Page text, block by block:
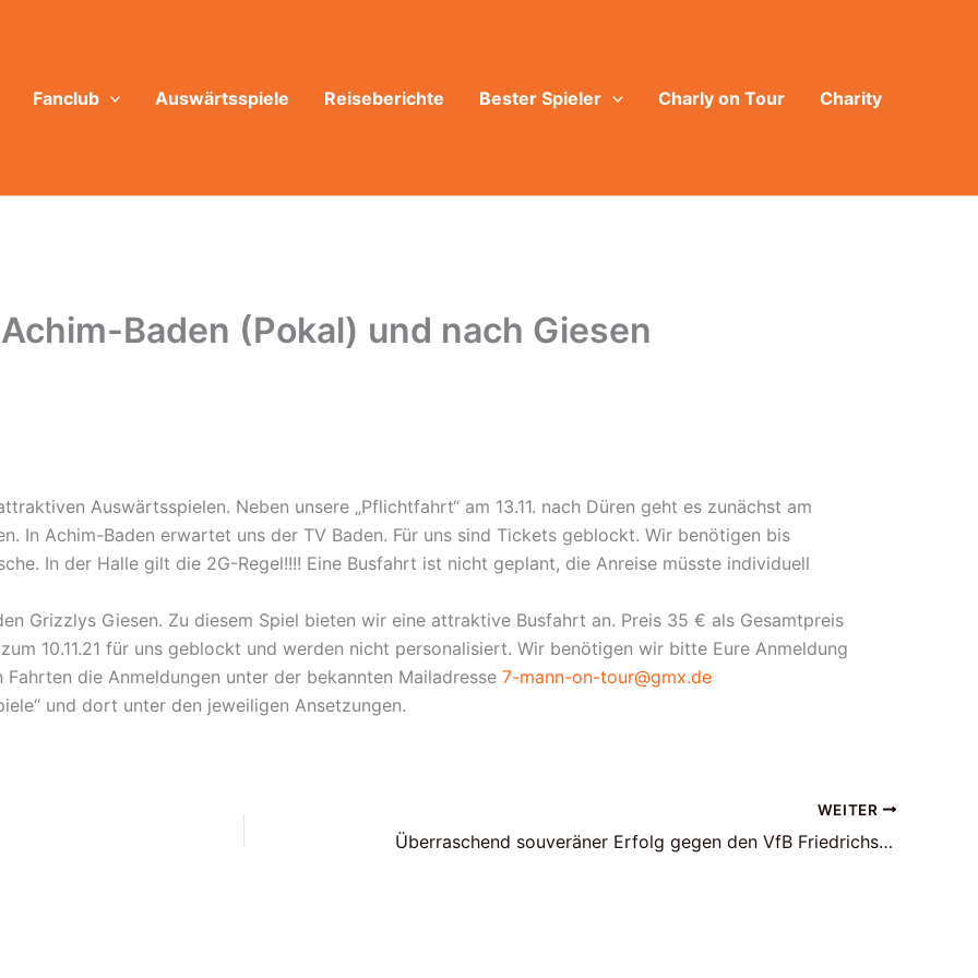
Fanclub Auswärtsspiele Reiseberichte Bester Spieler Charly on Tour Charity
Baden (Pokal) und nach Giesen
Auswärtsspielen. Neben unsere „Pflichtfahrt“ am 13.11. nach Düren geht es zunächst am
In Achim-Baden erwartet uns der TV Baden. Für uns sind Tickets geblockt. Wir benötigen bis
In der Halle gilt die 2G-Regel!!!! Eine Busfahrt ist nicht geplant, die Anreise müsste individuell
Grizzlys Giesen. Zu diesem Spiel bieten wir eine attraktive Busfahrt an. Preis 35 € als Gesamtpreis
10.11.21 für uns geblockt und werden nicht personalisiert. Wir benötigen wir bitte Eure Anmeldung
die Anmeldungen unter der bekannten Mailadresse 7-mann-on-tour@gmx.de
und dort unter den jeweiligen Ansetzungen.
WEITER
Überraschend souveräner Erfolg gegen den VfB Friedrichshafen